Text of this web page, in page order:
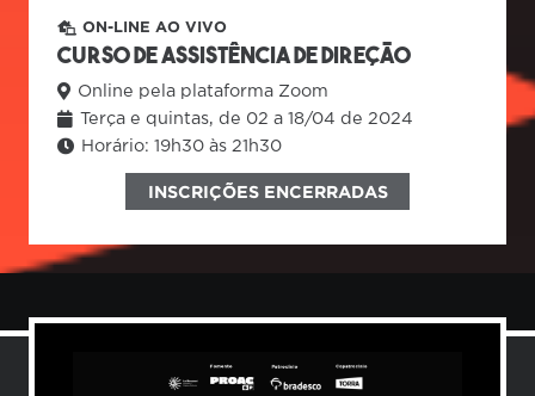
ON-LINE AO VIVO
CURSO DE ASSISTÊNCIA DE DIREÇÃO
Online pela plataforma Zoom
Terça e quintas, de 02 a 18/04 de 2024
Horário: 19h30 às 21h30
INSCRIÇÕES ENCERRADAS